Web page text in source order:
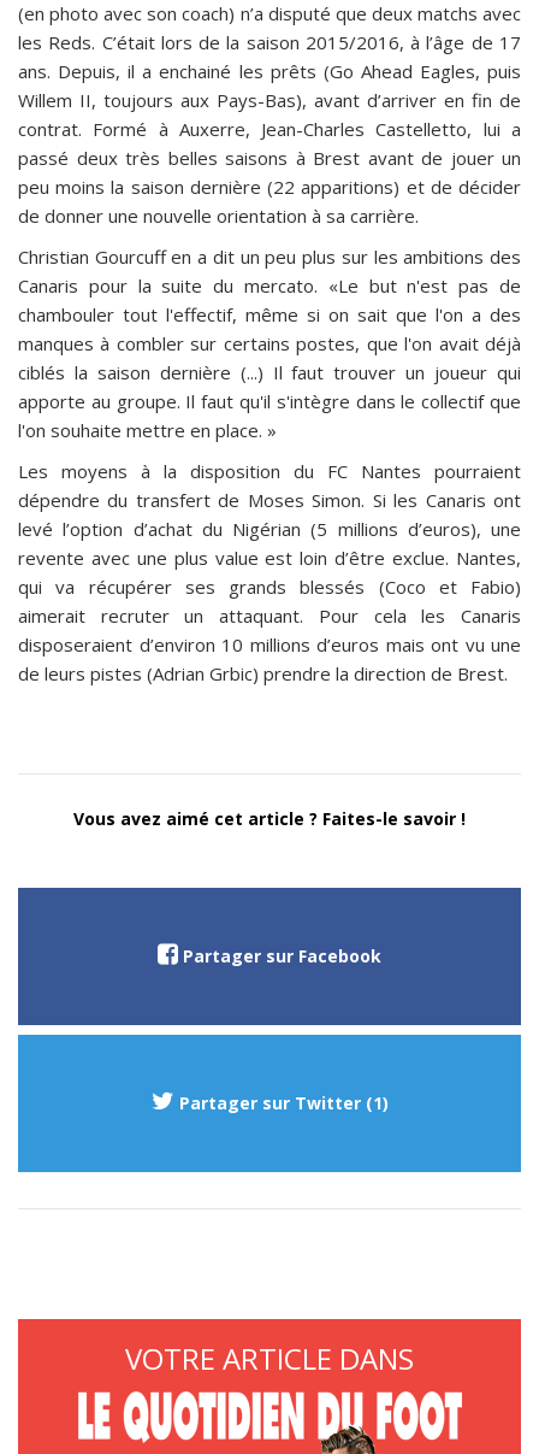
(en photo avec son coach) n’a disputé que deux matchs avec
les Reds. C’était lors de la saison 2015/2016, à l’âge de 17
ans. Depuis, il a enchainé les prêts (Go Ahead Eagles, puis
Willem II, toujours aux Pays-Bas), avant d’arriver en fin de
contrat. Formé à Auxerre, Jean-Charles Castelletto, lui a
passé deux très belles saisons à Brest avant de jouer un
peu moins la saison dernière (22 apparitions) et de décider
de donner une nouvelle orientation à sa carrière.
Christian Gourcuff en a dit un peu plus sur les ambitions des
Canaris pour la suite du mercato. «Le but n'est pas de
chambouler tout l'effectif, même si on sait que l'on a des
manques à combler sur certains postes, que l'on avait déjà
ciblés la saison dernière (...) Il faut trouver un joueur qui
apporte au groupe. Il faut qu'il s'intègre dans le collectif que
l'on souhaite mettre en place. »
Les moyens à la disposition du FC Nantes pourraient
dépendre du transfert de Moses Simon. Si les Canaris ont
levé l’option d’achat du Nigérian (5 millions d’euros), une
revente avec une plus value est loin d’être exclue. Nantes,
qui va récupérer ses grands blessés (Coco et Fabio)
aimerait recruter un attaquant. Pour cela les Canaris
disposeraient d’environ 10 millions d’euros mais ont vu une
de leurs pistes (Adrian Grbic) prendre la direction de Brest.
Vous avez aimé cet article ? Faites-le savoir !
Partager sur Facebook
Partager sur Twitter (1)
VOTRE ARTICLE DANS